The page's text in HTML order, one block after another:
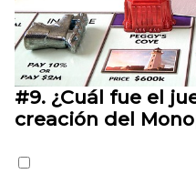
#9. ¿Cuál fue el
creación del